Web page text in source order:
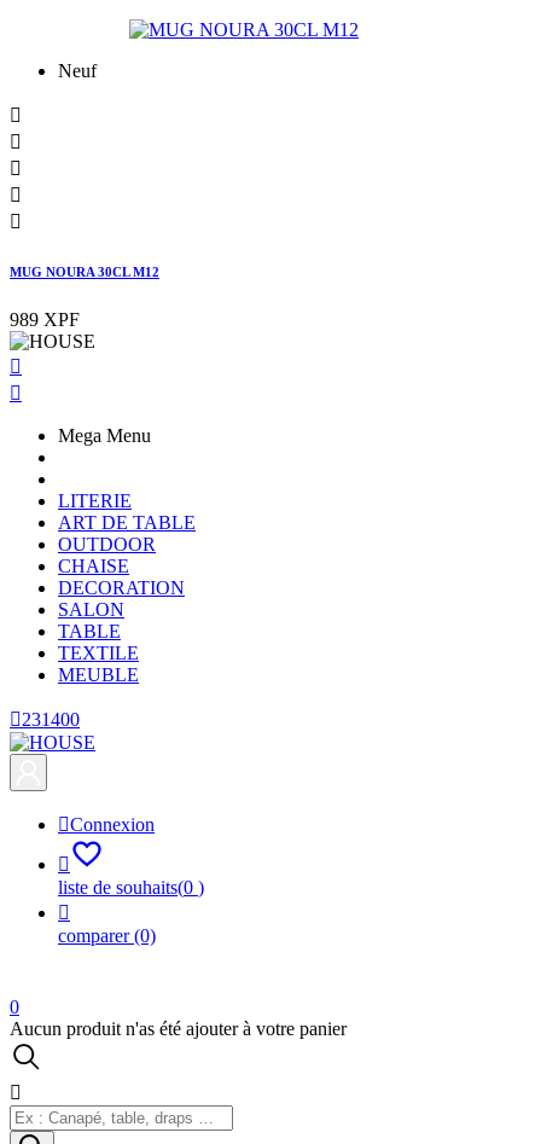
Neuf





MUG NOURA 30CL M12
989 XPF


Mega Menu
LITERIE
ART DE TABLE
OUTDOOR
CHAISE
DECORATION
SALON
TABLE
TEXTILE
MEUBLE
231400
Connexion

liste de souhaits(0 )

comparer(0)
0
Aucun produit n'as été ajouter à votre panier
